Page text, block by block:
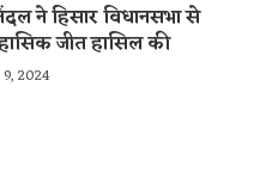
ने हिसार विधानसभा से
जीत हासिल की
2024